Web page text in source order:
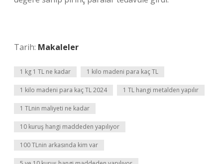
Tarih: Makaleler
1 kg 1 TL ne kadar 1 kilo madeni para kaç TL
1 kilo madeni para kaç TL 2024 1 TL hangi metalden yapılır
1 TLnin maliyeti ne kadar
10 kuruş hangi maddeden yapılıyor
100 TLnin arkasında kim var